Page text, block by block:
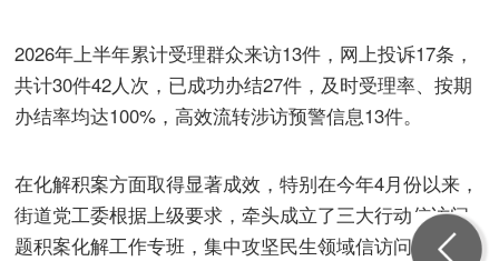
2026年上半年累计受理群众来访13件，网上投诉17条，
共计30件42人次，已成功办结27件，及时受理率、按期
办结率均达100%，高效流转涉访预警信息13件。
在化解积案方面取得显著成效，特别在今年4月份以来，
街道党工委根据上级要求，牵头成立了三大行动信访问
题积案化解工作专班，集中攻坚民生领域信访问题，集